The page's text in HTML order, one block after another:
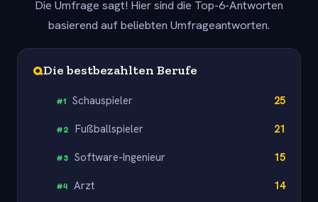
Die Umfrage sagt! Hier sind die Top-6-Antworten
basierend auf beliebten Umfrageantworten.
QDie bestbezahlten Berufe
#1 Schauspieler 25
#2 Fußballspieler 21
#3 Software-Ingenieur 15
#4 Arzt 14